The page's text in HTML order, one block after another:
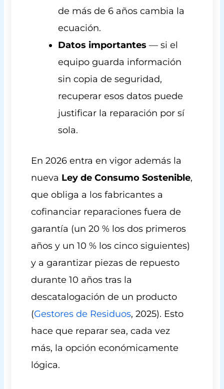
de más de 6 años cambia la
ecuación.
Datos importantes — si el
equipo guarda información
sin copia de seguridad,
recuperar esos datos puede
justificar la reparación por sí
sola.
En 2026 entra en vigor además la
nueva Ley de Consumo Sostenible,
que obliga a los fabricantes a
cofinanciar reparaciones fuera de
garantía (un 20 % los dos primeros
años y un 10 % los cinco siguientes)
y a garantizar piezas de repuesto
durante 10 años tras la
descatalogación de un producto
(Gestores de Residuos, 2025). Esto
hace que reparar sea, cada vez
más, la opción económicamente
lógica.